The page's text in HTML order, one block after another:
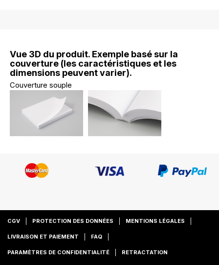
Vue 3D du produit. Exemple basé sur la
couverture (les caractéristiques et les
dimensions peuvent varier).
Couverture souple
CGV PROTECTION DES DONNÉES MENTIONS LÉGALES
LIVRAISON ET PAIEMENT FAQ
PARAMÈTRES DE CONFIDENTIALITÉ RETRACTATION